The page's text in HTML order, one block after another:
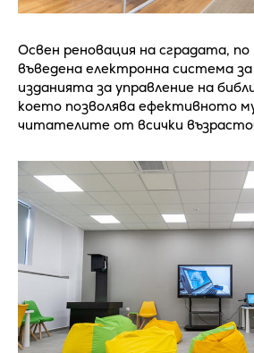
Освен реновация на сградата,
въведена електронна система
изданията за управление на
което позволява ефективното
читателите от всички